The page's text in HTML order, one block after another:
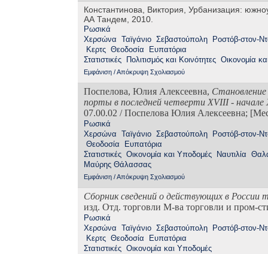
Константинова, Виктория, Урбанизация:
АА Тандем, 2010.
Ρωσικά
Χερσώνα Ταϊγάνιο Σεβαστούπολη
Ροστόβ-στον-
Κερτς Θεοδοσία
Ευπατόρια
Στατιστικές
Πολιτισμός και Κοινότητες Οικονομία
Εμφάνιση / Απόκρυψη Σχολιασμού
Поспелова, Юлия Алексеевна, Становление
порты в последней четверти XVIII- начале
07.00.02 / Поспелова Юлия Алексеевна;
Ρωσικά
Χερσώνα Ταϊγάνιο Σεβαστούπολη
Ροστόβ-στον-
Θεοδοσία
Ευπατόρια
Στατιστικές Οικονομία και Υποδομές Ναυτιλία
Μαύρης Θάλασσας
Εμφάνιση / Απόκρυψη Σχολιασμού
Сборник сведений о действующих в России
изд. Отд. торговли М-ва торговли и пром-
Ρωσικά
Χερσώνα Ταϊγάνιο Σεβαστούπολη
Ροστόβ-στον-
Κερτς Θεοδοσία
Ευπατόρια
Στατιστικές Οικονομία και Υποδομές